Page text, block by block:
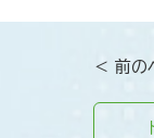
＜ 前の